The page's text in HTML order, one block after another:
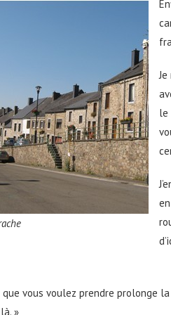
le
que vous voulez prendre prolonge
»